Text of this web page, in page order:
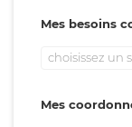
Mes besoins
choisissez un
Mes